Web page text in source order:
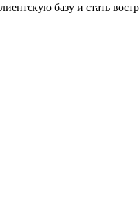
базу и стать